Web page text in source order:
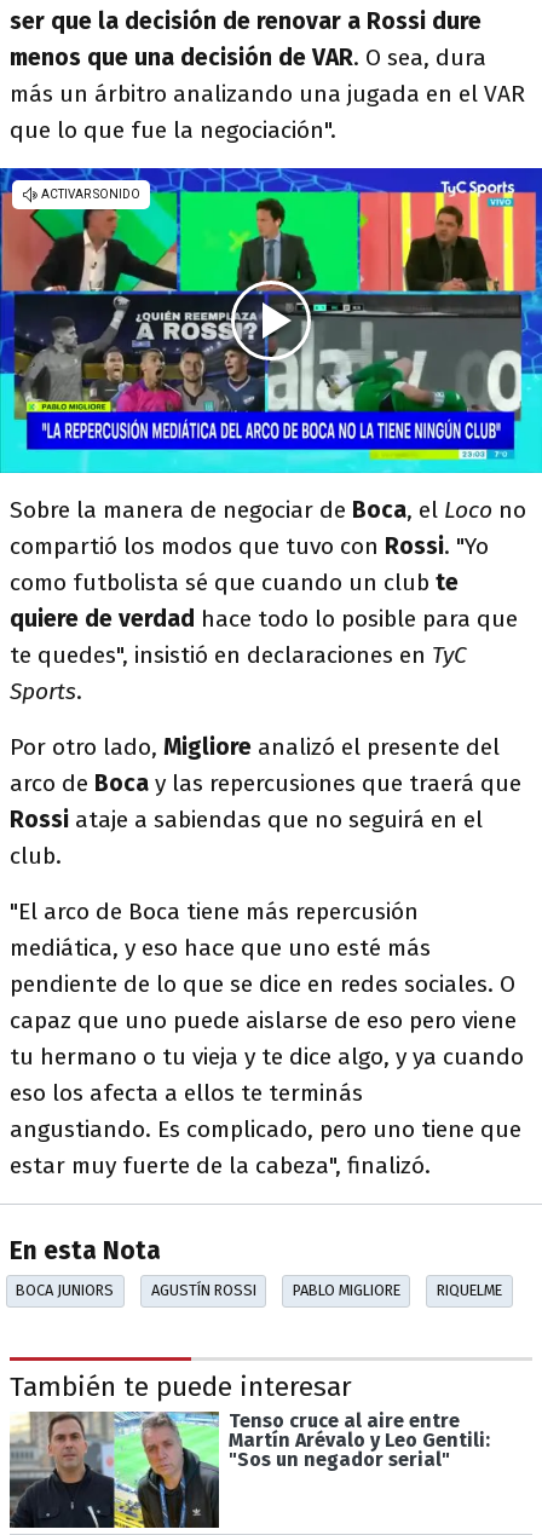
ser que la decisión de renovar a Rossi dure
menos que una decisión de VAR. O sea, dura
más un árbitro analizando una jugada en el VAR
que lo que fue la negociación".
Sobre la manera de negociar de Boca, el Loco no
compartió los modos que tuvo con Rossi. "Yo
como futbolista sé que cuando un club te
quiere de verdad hace todo lo posible para que
te quedes", insistió en declaraciones en TyC
Sports.
Por otro lado, Migliore analizó el presente del
arco de Boca y las repercusiones que traerá que
Rossi ataje a sabiendas que no seguirá en el
club.
"El arco de Boca tiene más repercusión
mediática, y eso hace que uno esté más
pendiente de lo que se dice en redes sociales. O
capaz que uno puede aislarse de eso pero viene
tu hermano o tu vieja y te dice algo, y ya cuando
eso los afecta a ellos te terminás
angustiando. Es complicado, pero uno tiene que
estar muy fuerte de la cabeza", finalizó.
En esta Nota
BOCA JUNIORS AGUSTÍN ROSSI PABLO MIGLIORE RIQUELME
También te puede interesar
Tenso cruce al aire entre
Martín Arévalo y Leo Gentili:
"Sos un negador serial"